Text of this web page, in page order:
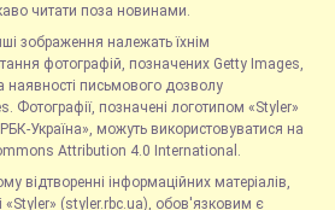
читати поза новинами.
зображення належать їхнім
фотографій, позначених Getty Images,
наявності письмового дозволу
Фотографії, позначені логотипом «Styler»
Україна», можуть використовуватися на
Attribution 4.0 International.
відтворенні інформаційних матеріалів,
«Styler» (styler.rbc.ua), обов'язковим є